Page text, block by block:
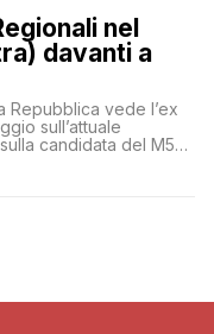
nel
davanti a
Repubblica vede l’ex
sull’attuale
candidata del M5S